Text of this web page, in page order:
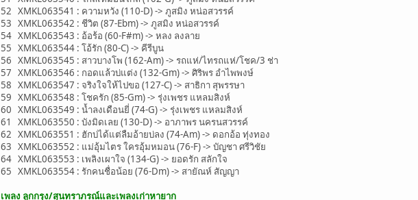
52 XMKL063541 : ความหวัง (110-D) -> ภูสมิง หน่อสวรรค์
53 XMKL063542 : ชีวิต (87-Ebm) -> ภูสมิง หน่อสวรรค์
54 XMKL063543 : อ้อร้อ (60-F#m) -> หลง ลงลาย
55 XMKL063544 : โอ้รัก (80-C) -> คีรีบูน
56 XMKL063545 : สาวบางโพ (162-Am) -> รถแห่/ไทรถแห่/โชค/3 ช่า
57 XMKL063546 : กอดแล้วบ่แต่ง (132-Gm) -> ศิริพร อำไพพงษ์
58 XMKL063547 : จริงใจให้ไปขอ (127-C) -> สาธิกา สุพรรษา
59 XMKL063548 : โชครัก (85-Gm) -> รุ่งเพชร แหลมสิงห์
60 XMKL063549 : น้ำลงเดือนยี่ (74-G) -> รุ่งเพชร แหลมสิงห์
61 XMKL063550 : บังมิดเลย (130-D) -> อาภาพร นครนสวรรค์
62 XMKL063551 : ฮักบ่ได้แต่ลืมอ้ายบ่ลง (74-Am) -> ดอกอ้อ ทุ่งทอง
63 XMKL063552 : แม่อุ้มไตร ใครอุ้มหมอน (76-F) -> บัญชา ศรีวิชัย
64 XMKL063553 : เพลิงเผาใจ (134-G) -> ยอดรัก สลักใจ
65 XMKL063554 : รักคนชื่อน้อย (76-Dm) -> สายัณห์ สัญญา
เพลง ลูกกรุง/สุนทราภรณ์และเพลงเก่าหายาก